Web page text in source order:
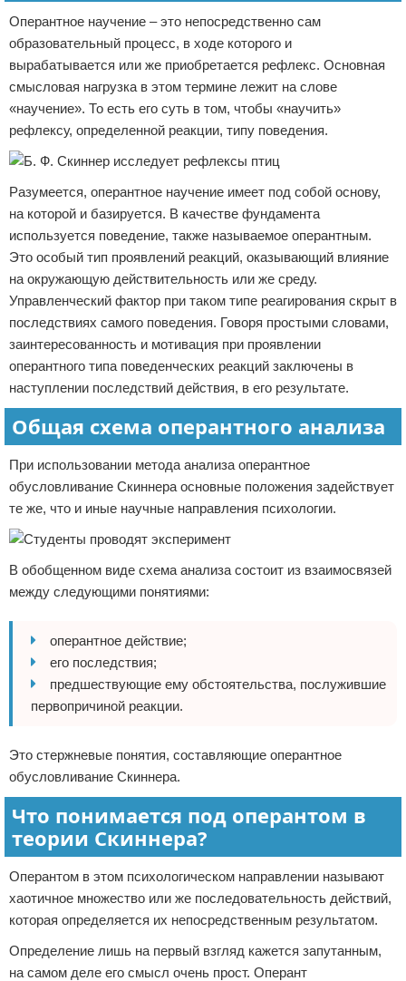
Оперантное научение – это непосредственно сам
образовательный процесс, в ходе которого и
вырабатывается или же приобретается рефлекс. Основная
смысловая нагрузка в этом термине лежит на слове
«научение». То есть его суть в том, чтобы «научить»
рефлексу, определенной реакции, типу поведения.
Разумеется, оперантное научение имеет под собой основу,
на которой и базируется. В качестве фундамента
используется поведение, также называемое оперантным.
Это особый тип проявлений реакций, оказывающий влияние
на окружающую действительность или же среду.
Управленческий фактор при таком типе реагирования скрыт в
последствиях самого поведения. Говоря простыми словами,
заинтересованность и мотивация при проявлении
оперантного типа поведенческих реакций заключены в
наступлении последствий действия, в его результате.
Общая схема оперантного анализа
При использовании метода анализа оперантное
обусловливание Скиннера основные положения задействует
те же, что и иные научные направления психологии.
В обобщенном виде схема анализа состоит из взаимосвязей
между следующими понятиями:
оперантное действие;
его последствия;
предшествующие ему обстоятельства, послужившие
первопричиной реакции.
Это стержневые понятия, составляющие оперантное
обусловливание Скиннера.
Что понимается под оперантом в
теории Скиннера?
Оперантом в этом психологическом направлении называют
хаотичное множество или же последовательность действий,
которая определяется их непосредственным результатом.
Определение лишь на первый взгляд кажется запутанным,
на самом деле его смысл очень прост. Оперант